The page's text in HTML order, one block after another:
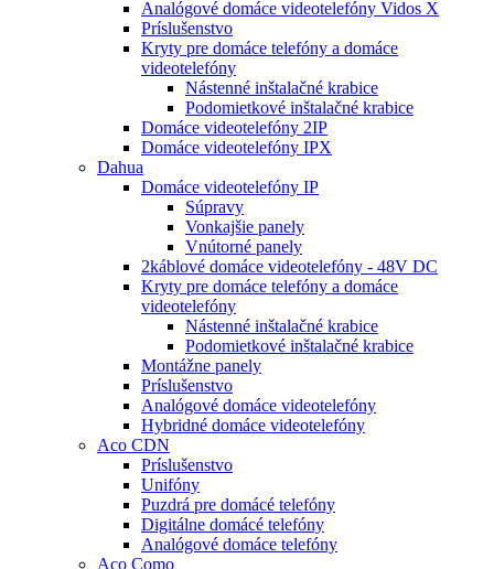
Analógové domáce videotelefóny Vidos X
Príslušenstvo
Kryty pre domáce telefóny a domáce
videotelefóny
Nástenné inštalačné krabice
Podomietkové inštalačné krabice
Domáce videotelefóny 2IP
Domáce videotelefóny IPX
Dahua
Domáce videotelefóny IP
Súpravy
Vonkajšie panely
Vnútorné panely
2káblové domáce videotelefóny - 48V DC
Kryty pre domáce telefóny a domáce
videotelefóny
Nástenné inštalačné krabice
Podomietkové inštalačné krabice
Montážne panely
Príslušenstvo
Analógové domáce videotelefóny
Hybridné domáce videotelefóny
Aco CDN
Príslušenstvo
Unifóny
Puzdrá pre domácé telefóny
Digitálne domácé telefóny
Analógové domáce telefóny
Aco Como